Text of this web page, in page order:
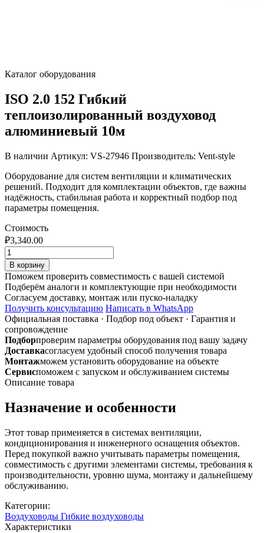
Каталог оборудования
ISO 2.0 152 Гибкий
теплоизолированный воздуховод
алюминиевый 10м
В наличии Артикул: VS-27946 Производитель: Vent-style
Оборудование для систем вентиляции и климатических
решений. Подходит для комплектации объектов, где важны
надёжность, стабильная работа и корректный подбор под
параметры помещения.
Стоимость
₽3,340.00
Количество
товара
ISO
2.0
152
Гибкий
теплоизолированный
воздуховод
алюминиевый
10м
В корзину
Поможем проверить совместимость с вашей системой
Подберём аналоги и комплектующие при необходимости
Согласуем доставку, монтаж или пуско-наладку
Получить консультацию Написать в WhatsApp
Официальная поставка · Подбор под объект · Гарантия и
сопровождение
Подборпроверим параметры оборудования под вашу задачу
Доставкасогласуем удобный способ получения товара
Монтажможем установить оборудование на объекте
Сервиспоможем с запуском и обслуживанием системы
Описание товара
Назначение и особенности
Этот товар применяется в системах вентиляции,
кондиционирования и инженерного оснащения объектов.
Перед покупкой важно учитывать параметры помещения,
совместимость с другими элементами системы, требования к
производительности, уровню шума, монтажу и дальнейшему
обслуживанию.
Категории:
Воздуховоды Гибкие воздуховоды
Характеристики